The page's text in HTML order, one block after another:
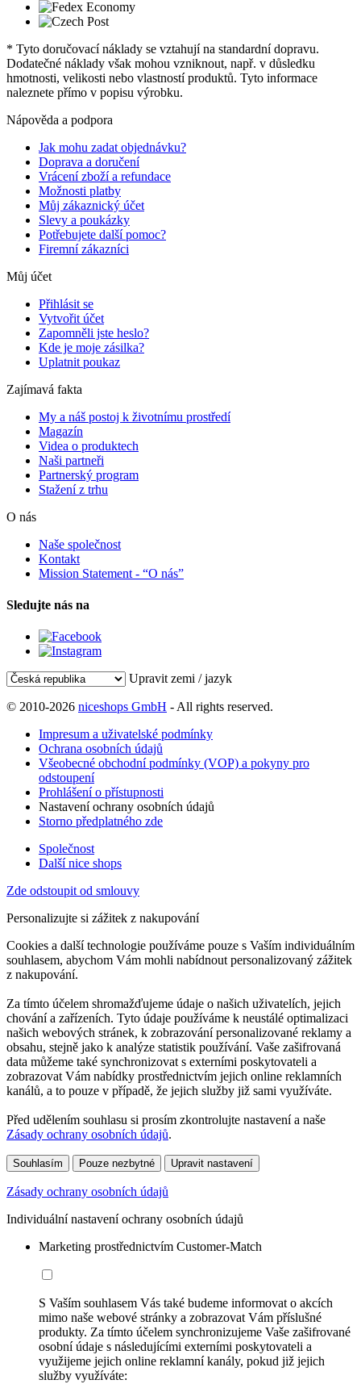
* Tyto doručovací náklady se vztahují na standardní dopravu.
Dodatečné náklady však mohou vzniknout, např. v důsledku
hmotnosti, velikosti nebo vlastností produktů. Tyto informace
naleznete přímo v popisu výrobku.
Nápověda a podpora
Jak mohu zadat objednávku?
Doprava a doručení
Vrácení zboží a refundace
Možnosti platby
Můj zákaznický účet
Slevy a poukázky
Potřebujete další pomoc?
Firemní zákazníci
Můj účet
Přihlásit se
Vytvořit účet
Zapomněli jste heslo?
Kde je moje zásilka?
Uplatnit poukaz
Zajímavá fakta
My a náš postoj k životnímu prostředí
Magazín
Videa o produktech
Naši partneři
Partnerský program
Stažení z trhu
O nás
Naše společnost
Kontakt
Mission Statement - “O nás”
Sledujte nás na
Upravit zemi / jazyk
© 2010-2026 niceshops GmbH - All rights reserved.
Impresum a uživatelské podmínky
Ochrana osobních údajů
Všeobecné obchodní podmínky (VOP) a pokyny pro
odstoupení
Prohlášení o přístupnosti
Nastavení ochrany osobních údajů
Storno předplatného zde
Společnost
Další nice shops
Zde odstoupit od smlouvy
Personalizujte si zážitek z nakupování
Cookies a další technologie používáme pouze s Vaším individuálním
souhlasem, abychom Vám mohli nabídnout personalizovaný zážitek
z nakupování.
Za tímto účelem shromažďujeme údaje o našich uživatelích, jejich
chování a zařízeních. Tyto údaje používáme k neustálé optimalizaci
našich webových stránek, k zobrazování personalizované reklamy a
obsahu, stejně jako k analýze statistik používání. Vaše zašifrovaná
data můžeme také synchronizovat s externími poskytovateli a
zobrazovat Vám nabídky prostřednictvím jejich online reklamních
kanálů, a to pouze v případě, že jejich služby již sami využíváte.
Před udělením souhlasu si prosím zkontrolujte nastavení a naše
Zásady ochrany osobních údajů.
Souhlasím Pouze nezbytné Upravit nastavení
Zásady ochrany osobních údajů
Individuální nastavení ochrany osobních údajů
Marketing prostřednictvím Customer-Match
S Vaším souhlasem Vás také budeme informovat o akcích
mimo naše webové stránky a zobrazovat Vám příslušné
produkty. Za tímto účelem synchronizujeme Vaše zašifrované
osobní údaje s následujícími externími poskytovateli a
využijeme jejich online reklamní kanály, pokud již jejich
služby využíváte: